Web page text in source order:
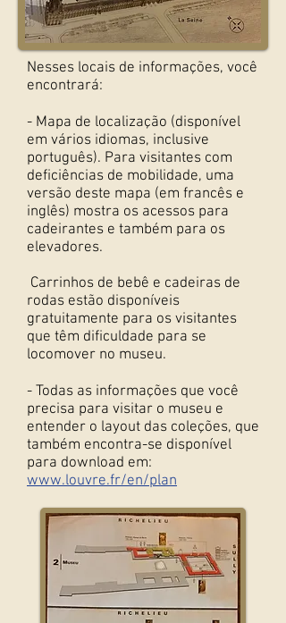
Nesses locais de informações, você
encontrará:
- Mapa de localização (disponível
em vários idiomas, inclusive
português). Para visitantes com
deficiências de mobilidade, uma
versão deste mapa (em francês e
inglês) mostra os acessos para
cadeirantes e também para os
elevadores.
Carrinhos de bebê e cadeiras de
rodas estão disponíveis
gratuitamente para os visitantes
que têm dificuldade para se
locomover no museu.
- Todas as informações que você
precisa para visitar o museu e
entender o layout das coleções, que
também encontra-se disponível
para download em:
www.louvre.fr/en/plan